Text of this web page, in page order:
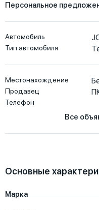
Персональное
Автомобиль
Тип автомобиля
Местонахождение
Продавец
Телефон
Все
Основные
Марка